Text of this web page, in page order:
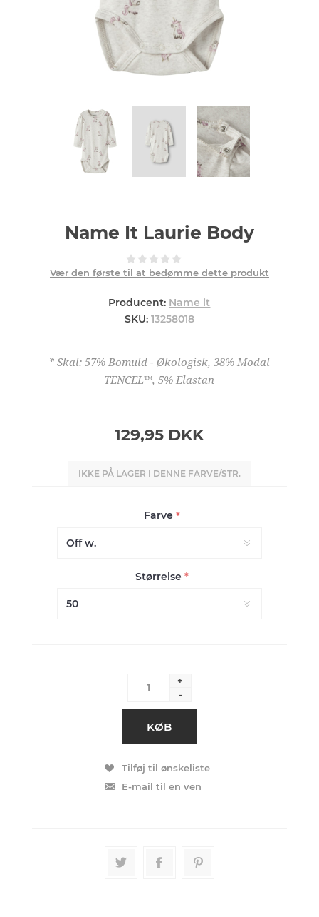
Name It Laurie Body
Vær den første til at bedømme dette produkt
Producent: Name it
SKU: 13258018
* Skal: 57% Bomuld - Økologisk, 38% Modal
TENCEL™, 5% Elastan
129,95 DKK
IKKE PÅ LAGER I DENNE FARVE/STR.
Farve*
Størrelse*
+
-